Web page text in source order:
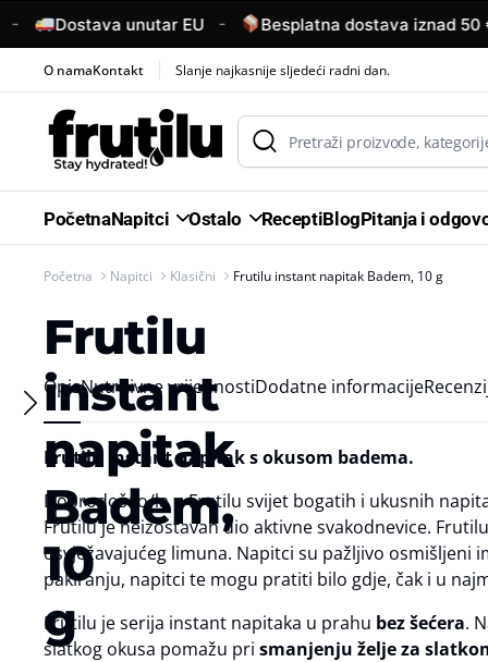
Dostava unutar EU - Besplatna dostava iznad 50 € -
O namaKontakt Slanje najkasnije sljedeći radni dan.
PočetnaNapitci Ostalo ReceptiBlogPitanja i
Početna Napitci Klasični Frutilu instant napitak Badem, 10 g
Frutilu
instant
napitak
Badem,
10
g
OpisNutritivne vrijednostiDodatne informacije
Frutilu instant napitak s okusom badema.
Dobrodošao/la u Frutilu svijet bogatih i ukusnih
Frutilu je neizostavan dio aktivne svakodnevice.
osvježavajućeg limuna. Napitci su pažljivo
pakiranju, napitci te mogu pratiti bilo gdje, čak i u
Frutilu je serija instant napitaka u prahu bez šećera.
slatkog okusa pomažu pri smanjenju želje za